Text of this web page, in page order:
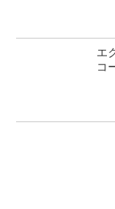
エ
コ